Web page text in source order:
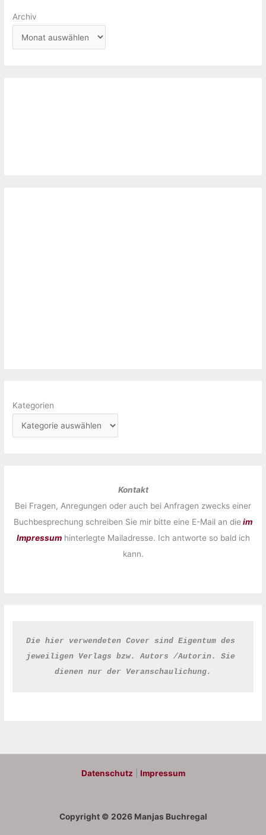
Archiv
Kategorien
Kontakt
Bei Fragen, Anregungen oder auch bei Anfragen zwecks einer
Buchbesprechung schreiben Sie mir bitte eine E-Mail an die im
Impressumhinterlegte Mailadresse. Ich antworte so bald ich
kann.
Die hier verwendeten Cover sind Eigentum des
jeweiligen Verlags bzw. Autors /Autorin. Sie
dienen nur der Veranschaulichung.
Datenschutz Impressum
Copyright © 2026 Manjas Buchregal